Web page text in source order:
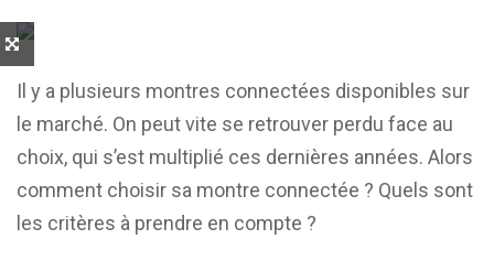
Il y a plusieurs montres connectées disponibles sur
le marché. On peut vite se retrouver perdu face au
choix, qui s’est multiplié ces dernières années. Alors
comment choisir sa montre connectée ? Quels sont
les critères à prendre en compte ?